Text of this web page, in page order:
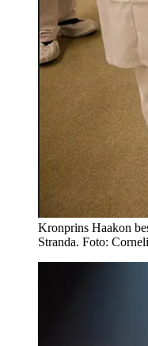
Kronprins Haakon
Stranda. Foto: